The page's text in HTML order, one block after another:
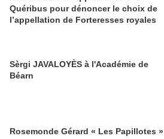
Quéribus pour dénoncer le choix de
l’appellation de Forteresses royales
Sèrgi JAVALOYÈS à l'Académie de
Béarn
Rosemonde Gérard « Les Papillotes »